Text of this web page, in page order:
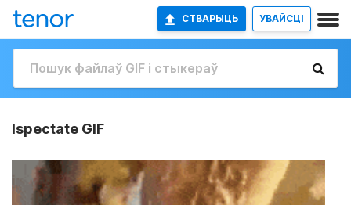
СТВАРЫЦЬ УВАЙСЦІ
Ispectate GIF